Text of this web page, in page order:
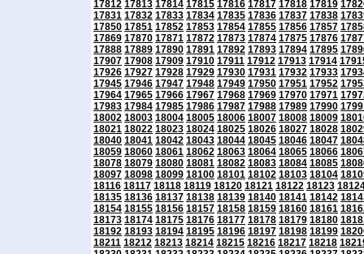
17812 17813 17814 17815 17816 17817 17818 17819
17831 17832 17833 17834 17835 17836 17837 17838
17850 17851 17852 17853 17854 17855 17856 17857
17869 17870 17871 17872 17873 17874 17875 17876
17888 17889 17890 17891 17892 17893 17894 17895
17907 17908 17909 17910 17911 17912 17913 17914
17926 17927 17928 17929 17930 17931 17932 17933
17945 17946 17947 17948 17949 17950 17951 17952
17964 17965 17966 17967 17968 17969 17970 17971
17983 17984 17985 17986 17987 17988 17989 17990
18002 18003 18004 18005 18006 18007 18008 18009
18021 18022 18023 18024 18025 18026 18027 18028
18040 18041 18042 18043 18044 18045 18046 18047
18059 18060 18061 18062 18063 18064 18065 18066
18078 18079 18080 18081 18082 18083 18084 18085
18097 18098 18099 18100 18101 18102 18103 18104
18116 18117 18118 18119 18120 18121 18122 18123
18135 18136 18137 18138 18139 18140 18141 18142
18154 18155 18156 18157 18158 18159 18160 18161
18173 18174 18175 18176 18177 18178 18179 18180
18192 18193 18194 18195 18196 18197 18198 18199
18211 18212 18213 18214 18215 18216 18217 18218